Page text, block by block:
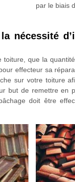
par le biais
nécessité
toiture, que la
effecteur sa
sur votre toiture
but de remettre en
doit être